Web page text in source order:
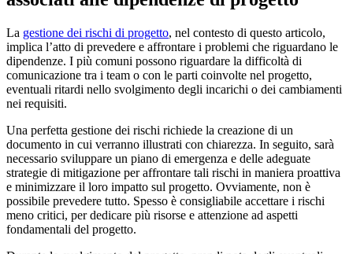
La gestione dei rischi di progetto, nel contesto di questo articolo,
implica l’atto di prevedere e affrontare i problemi che riguardano le
dipendenze. I più comuni possono riguardare la difficoltà di
comunicazione tra i team o con le parti coinvolte nel progetto,
eventuali ritardi nello svolgimento degli incarichi o dei cambiamenti
nei requisiti.
Una perfetta gestione dei rischi richiede la creazione di un
documento in cui verranno illustrati con chiarezza. In seguito, sarà
necessario sviluppare un piano di emergenza e delle adeguate
strategie di mitigazione per affrontare tali rischi in maniera proattiva
e minimizzare il loro impatto sul progetto. Ovviamente, non è
possibile prevedere tutto. Spesso è consigliabile accettare i rischi
meno critici, per dedicare più risorse e attenzione ad aspetti
fondamentali del progetto.